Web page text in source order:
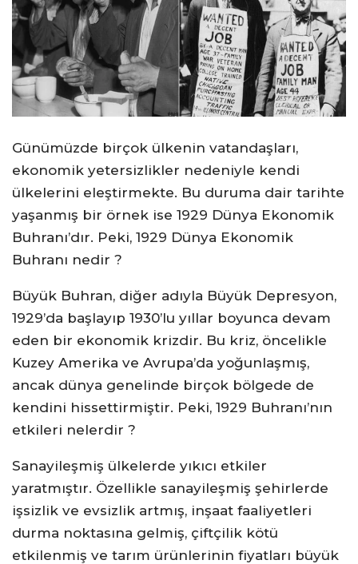
Günümüzde birçok ülkenin vatandaşları,
ekonomik yetersizlikler nedeniyle kendi
ülkelerini eleştirmekte. Bu duruma dair tarihte
yaşanmış bir örnek ise 1929 Dünya Ekonomik
Buhranı’dır. Peki, 1929 Dünya Ekonomik
Buhranı nedir ?
Büyük Buhran, diğer adıyla Büyük Depresyon,
1929’da başlayıp 1930’lu yıllar boyunca devam
eden bir ekonomik krizdir. Bu kriz, öncelikle
Kuzey Amerika ve Avrupa’da yoğunlaşmış,
ancak dünya genelinde birçok bölgede de
kendini hissettirmiştir. Peki, 1929 Buhranı’nın
etkileri nelerdir ?
Sanayileşmiş ülkelerde yıkıcı etkiler
yaratmıştır. Özellikle sanayileşmiş şehirlerde
işsizlik ve evsizlik artmış, inşaat faaliyetleri
durma noktasına gelmiş, çiftçilik kötü
etkilenmiş ve tarım ürünlerinin fiyatları büyük